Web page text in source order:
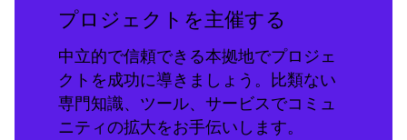
プロジェクトを主催する
中立的で信頼できる本拠地でプロジェ
クトを成功に導きましょう。比類ない
専門知識、ツール、サービスでコミュ
ニティの拡大をお手伝いします。